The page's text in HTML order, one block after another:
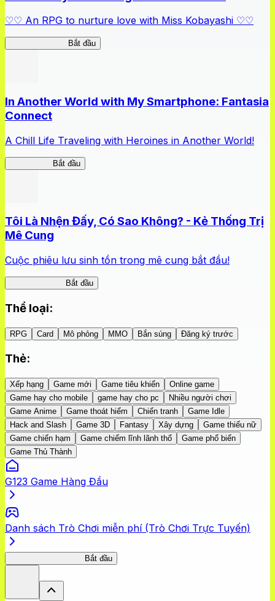
♡♡ An RPG to nurture love with Miss Kobayashi ♡♡
Bắt đầu
In Another World with My Smartphone: Fantasia
Connect
A Chill Life Traveling with Heroines in Another World!
Bắt đầu
Tôi Là Nhện Đấy, Có Sao Không? - Kẻ Thống Trị
Mê Cung
Cuộc phiêu lưu sinh tồn trong mê cung bắt đầu!
Bắt đầu
Thể loại:
RPG Card Mô phỏng MMO Bắn súng Đăng ký trước
Thẻ:
Xếp hạng Game mới Game tiêu khiển
Online game
Game hay cho mobile
game hay cho pc
Nhiều người chơi
Game Anime
Game thoát hiểm Chiến tranh
Game Idle
Hack and Slash
Game 3D Fantasy Xây dựng
Game thiếu nữ
Game chiến hạm
Game chiếm lĩnh lãnh thổ
Game phổ biến
Game Thủ Thành
G123 Game Hàng Đầu
Danh sách Trò Chơi miễn phí (Trò Chơi Trực Tuyến)
Bắt đầu